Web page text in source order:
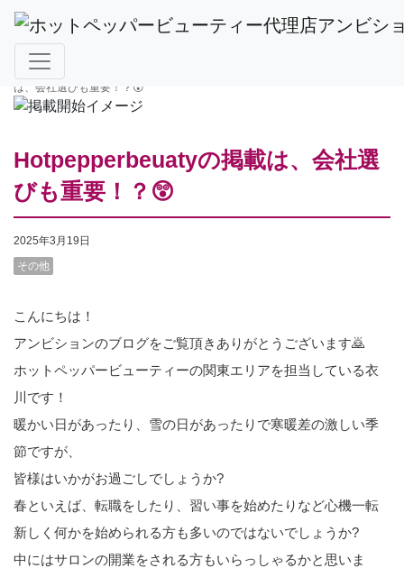
ホットペッパービューティー掲載TOP
は、会社選びも重要！？😲
Hotpepperbeuatyの掲載は、会社選
びも重要！？😲
2025年3月19日
その他
こんにちは！
アンビションのブログをご覧頂きありがとうございます🙇
ホットペッパービューティーの関東エリアを担当している衣
川です！
暖かい日があったり、雪の日があったりで寒暖差の激しい季
節ですが、
皆様はいかがお過ごしでしょうか?
春といえば、転職をしたり、習い事を始めたりなど心機一転
新しく何かを始められる方も多いのではないでしょうか?
中にはサロンの開業をされる方もいらっしゃるかと思いま